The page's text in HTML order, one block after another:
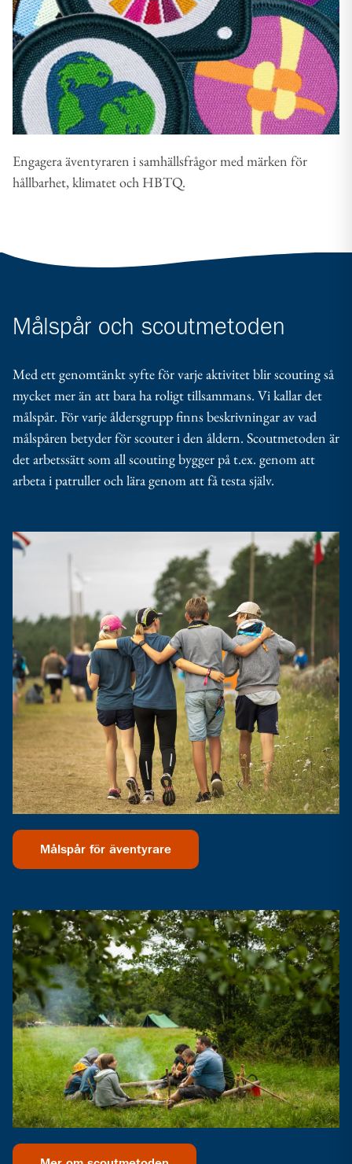
Engagera äventyraren i samhällsfrågor med märken för
hållbarhet, klimatet och HBTQ.
Målspår och scoutmetoden
Med ett genomtänkt syfte för varje aktivitet blir scouting så
mycket mer än att bara ha roligt tillsammans. Vi kallar det
målspår. För varje åldersgrupp finns beskrivningar av vad
målspåren betyder för scouter i den åldern. Scoutmetoden är
det arbetssätt som all scouting bygger på t.ex. genom att
arbeta i patruller och lära genom att få testa själv.
Målspår för äventyrare